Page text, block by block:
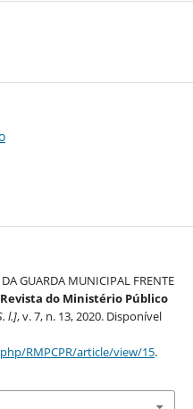
GUARDA MUNICIPAL FRENTE
Revista do Ministério Público
l.], v. 7, n. 13, 2020. Disponível
RMPCPR/article/view/15.